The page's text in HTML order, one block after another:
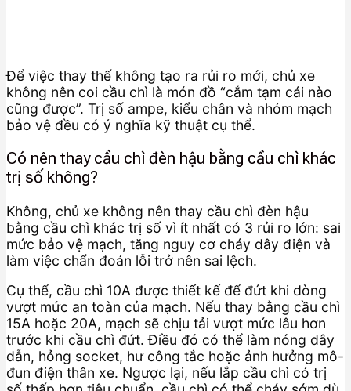
Để việc thay thế không tạo ra rủi ro mới, chủ xe
không nên coi cầu chì là món đồ “cắm tạm cái nào
cũng được”. Trị số ampe, kiểu chân và nhóm mạch
bảo vệ đều có ý nghĩa kỹ thuật cụ thể.
Có nên thay cầu chì đèn hậu bằng cầu chì khác
trị số không?
Không, chủ xe không nên thay cầu chì đèn hậu
bằng cầu chì khác trị số vì ít nhất có 3 rủi ro lớn: sai
mức bảo vệ mạch, tăng nguy cơ cháy dây điện và
làm việc chẩn đoán lỗi trở nên sai lệch.
Cụ thể, cầu chì 10A được thiết kế để đứt khi dòng
vượt mức an toàn của mạch. Nếu thay bằng cầu chì
15A hoặc 20A, mạch sẽ chịu tải vượt mức lâu hơn
trước khi cầu chì đứt. Điều đó có thể làm nóng dây
dẫn, hỏng socket, hư công tắc hoặc ảnh hưởng mô-
đun điện thân xe. Ngược lại, nếu lắp cầu chì có trị